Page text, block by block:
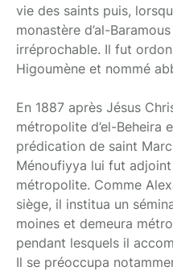
vie des saints puis,
monastère d’al-
irréprochable. Il fut
Higoumène et nommé
En 1887 après Jésus
métropolite d’el-Beheira
prédication de saint
Ménoufiyya lui fut
métropolite. Comme
siège, il institua un
moines et demeura
pendant lesquels il
Il se préoccupa